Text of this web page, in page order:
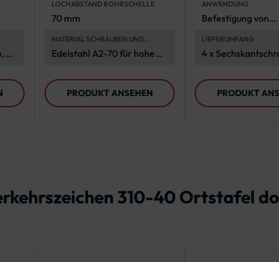
x
LOCHABSTAND ROHRSCHELLE
70 mm
MATERIAL SCHRAUBEN UND
MUTTERN
Edelstahl A2-70 für hohe
und Langlebigkeit
PRODUKT ANSEHEN
(Unterlegscheiben)
ANWENDUNG
Befestigung von
LIEFERUMFANG
4 x
Edelstahl-
PRODUKT
310-40 Ortstafel